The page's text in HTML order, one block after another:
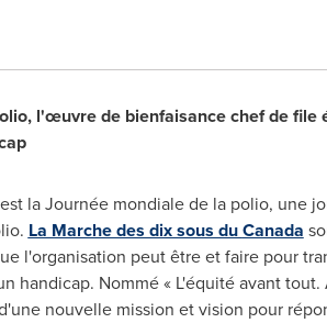
l'œuvre de bienfaisance chef de file
la Journée mondiale de la polio, une
La Marche des dix sous duCanada
l'organisation peut être et faire pour
handicap. Nommé « L'équité avant
nouvelle mission et vision pour